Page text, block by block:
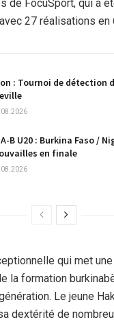
de FocuSport, qui a
27 réalisations en
: Tournoi de détection
B U20 : Burkina Faso /
en finale
qui met
la formation
Le jeune
dextérité de